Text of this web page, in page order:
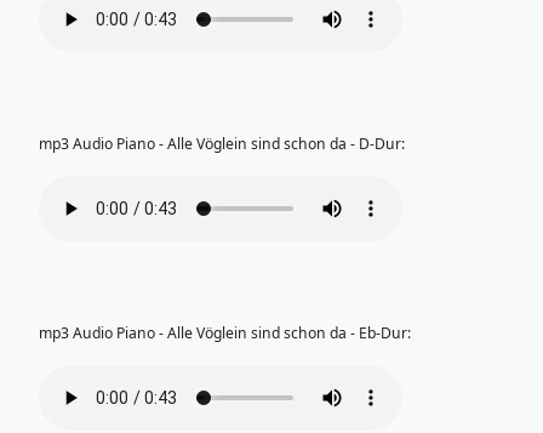
mp3 Audio Piano - Alle Vöglein sind schon da - D-Dur:
mp3 Audio Piano - Alle Vöglein sind schon da - Eb-Dur: